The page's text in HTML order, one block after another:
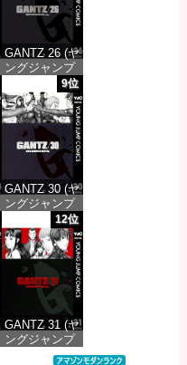
GANTZ 26 (ヤ
ングジャンプ
コミックス
DIGITAL)
価格：¥647
9位
GANTZ 30 (ヤ
ングジャンプ
コミックス
DIGITAL)
価格：¥647
12位
GANTZ 31 (ヤ
ングジャンプ
コミックス